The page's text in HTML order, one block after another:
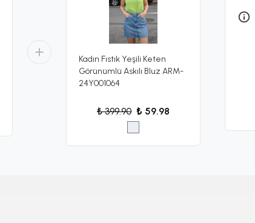
Kadın Fıstık Yeşili Keten
Görünümlü Askılı Bluz ARM-
24Y001064
₺ 399.90 ₺ 59.98